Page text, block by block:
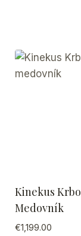
Kinekus
Medovník
€1,199.00